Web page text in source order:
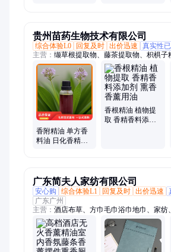
贵州苗药生物技术有限公司
综合体验L0
回复及时 出价迅速 真实性
主营： 缬草根提取物、藤茶提取物、枳椇子
油、艾片、缬草油、艾叶油、青蒿油、珊瑚
柏油、当归油、川芎油、鱼腥草油、缬草提
粉、牡荆油、迷迭香油、厚朴油、提取物
香附精油 单方香
料油 日化香精调
香根精油 植物提
取 香精香料添加
广东简夫人家纺有限公司
安心购
综合体验L1 回复及时 出价迅速
广东广州
主营： 酒店布草、方巾毛巾浴巾地巾、家纺
毛毯、酒店用品、床尾巾、酒店床上用品四
三件套、学校宿舍床上用品三件套、被芯